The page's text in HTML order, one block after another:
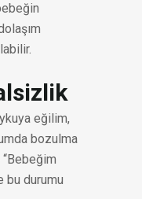
eğilim,
bozulma
durumu